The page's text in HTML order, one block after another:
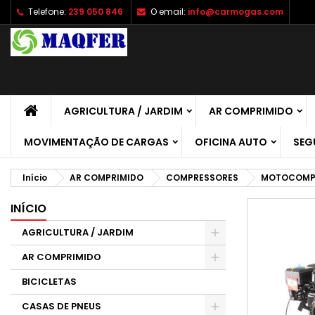
Telefone: 239 050 846 O email: info@carmogas.com
AGRICULTURA / JARDIM AR COMPRIMIDO
MOVIMENTAÇÃO DE CARGAS OFICINA AUTO
Início AR COMPRIMIDO COMPRESSORES
INÍCIO
AGRICULTURA / JARDIM
AR COMPRIMIDO
BICICLETAS
CASAS DE PNEUS